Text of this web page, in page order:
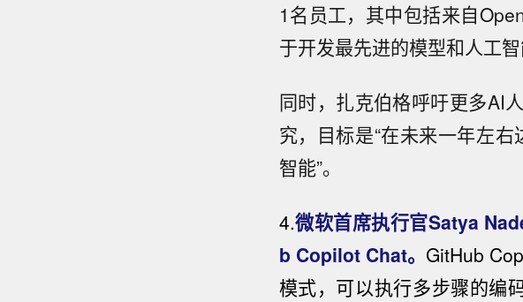
1名员工，其中包括来自
于开发最先进的模型和人工智
同时，扎克伯格呼吁更多AI
究，目标是“在未来一年左
智能”。
4.微软首席执行官Satya
b Copilot Chat。 GitHub
模式，可以执行多步骤的编